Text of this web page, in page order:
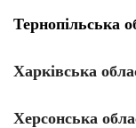
Тернопільська
Харківська
Херсонська